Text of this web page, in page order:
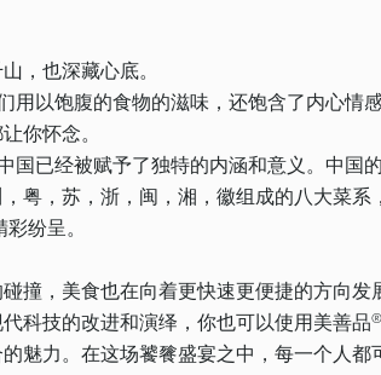
，也深藏心底。
用以饱腹的食物的滋味，还饱含了内心情
你怀念。
国已经被赋予了独特的内涵和意义。中国
粤，苏，浙，闽，湘，徽组成的八大菜系
纷呈。
撞，美食也在向着更快速更便捷的方向发
科技的改进和演绎，你也可以使用美善品
魅力。在这场饕餮盛宴之中，每一个人都